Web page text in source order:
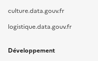
culture.data.gouv.fr
logistique.data.gouv.fr
Développement